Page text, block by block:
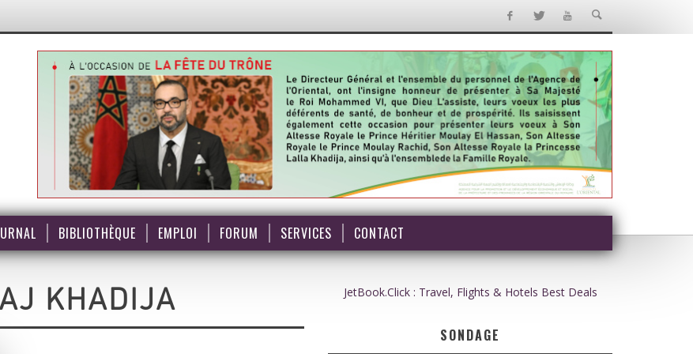
BIBLIOTHÈQUE EMPLOI FORUM SERVICES CONTACT
KHADIJA JetBook.Click : Travel, Flights & Hotels Best Deals
SONDAGE